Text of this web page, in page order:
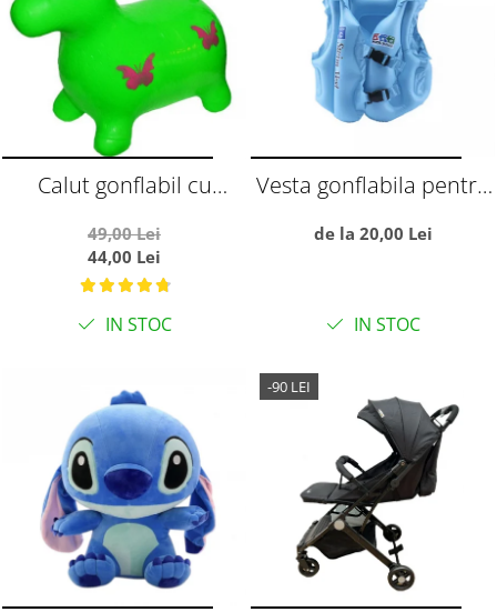
Calut gonflabil cu
49,00 Lei
44,00 Lei
IN STOC
Vesta gonflabila pentru
aer, S albastru
de la 20,00 Lei
IN STOC
-90 LEI